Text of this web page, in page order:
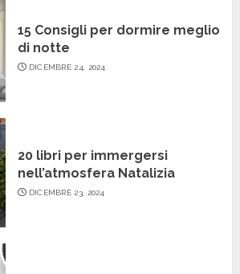
15 Consigli per dormire meglio
di notte
DICEMBRE 24, 2024
20 libri per immergersi
nell’atmosfera Natalizia
DICEMBRE 23, 2024